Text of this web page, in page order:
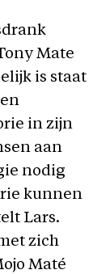
Mate
is staat
in zijn
aan
nodig
kunnen
Lars.
zich
Maté